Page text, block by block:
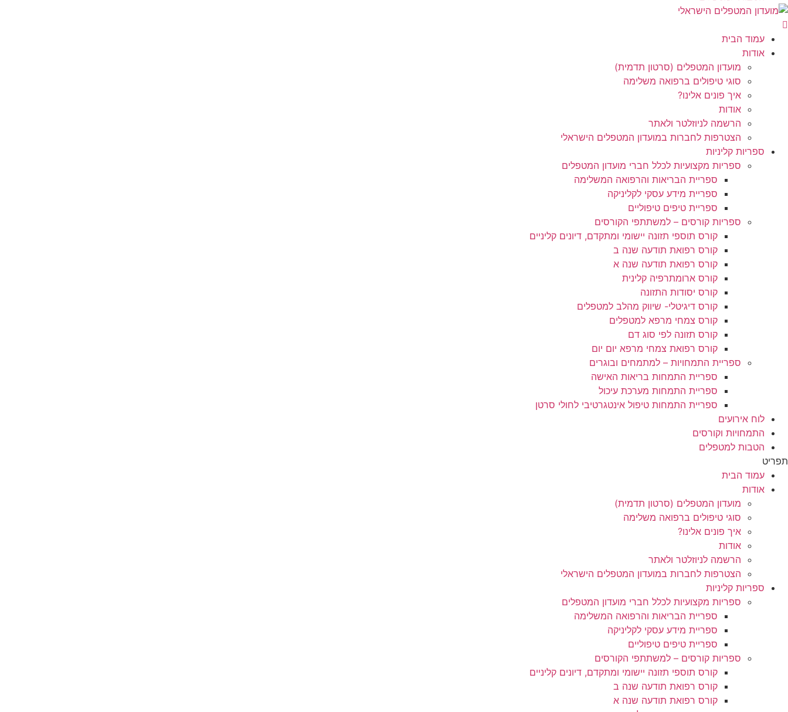
עמוד הבית
אודות
מועדון המטפלים (סרטון תדמית)
סוגי טיפולים ברפואה משלימה
איך פונים אלינו?
אודות
הרשמה לניוזלטר ולאתר
הצטרפות לחברות במועדון המטפלים הישראלי
ספריות קליניות
ספריות מקצועיות לכלל חברי מועדון המטפלים
ספריית הבריאות והרפואה המשלימה
ספריית מידע עסקי לקליניקה
ספריית טיפים טיפוליים
ספריות קורסים – למשתתפי הקורסים
קורס תוספי תזונה יישומי ומתקדם, דיונים קליניים
קורס רפואת תודעה שנה ב
קורס רפואת תודעה שנה א
קורס ארומתרפיה קלינית
קורס יסודות התזונה
קורס דיגיטלי- שיווק מהלב למטפלים
קורס צמחי מרפא למטפלים
קורס תזונה לפי סוג דם
קורס רפואת צמחי מרפא יום יום
ספריית התמחויות – למתמחים ובוגרים
ספריית התמחות בריאות האישה
ספריית התמחות מערכת עיכול
ספריית התמחות טיפול אינטגרטיבי לחולי סרטן
לוח אירועים
התמחויות וקורסים
הטבות למטפלים
תפריט
עמוד הבית
אודות
מועדון המטפלים (סרטון תדמית)
סוגי טיפולים ברפואה משלימה
איך פונים אלינו?
אודות
הרשמה לניוזלטר ולאתר
הצטרפות לחברות במועדון המטפלים הישראלי
ספריות קליניות
ספריות מקצועיות לכלל חברי מועדון המטפלים
ספריית הבריאות והרפואה המשלימה
ספריית מידע עסקי לקליניקה
ספריית טיפים טיפוליים
ספריות קורסים – למשתתפי הקורסים
קורס תוספי תזונה יישומי ומתקדם, דיונים קליניים
קורס רפואת תודעה שנה ב
קורס רפואת תודעה שנה א